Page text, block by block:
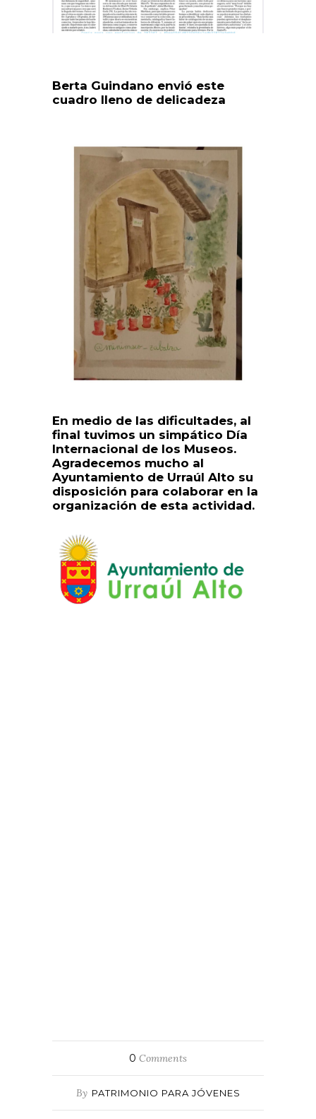
Berta Guindano envió este
cuadro lleno de delicadeza
En medio de las dificultades, al
final tuvimos un simpático Día
Internacional de los Museos.
Agradecemos mucho al
Ayuntamiento de Urraúl Alto su
disposición para colaborar en la
organización de esta actividad.
0 Comments
By PATRIMONIO PARA JÓVENES